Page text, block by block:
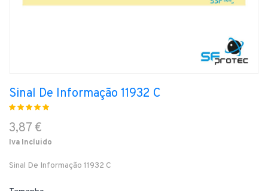
Sinal De Informação 11932 C
3,87 €
Iva Incluido
Sinal De Informação 11932 C